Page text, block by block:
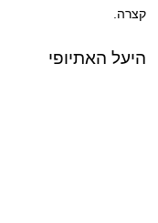
קצרה.
היעל האתיופי